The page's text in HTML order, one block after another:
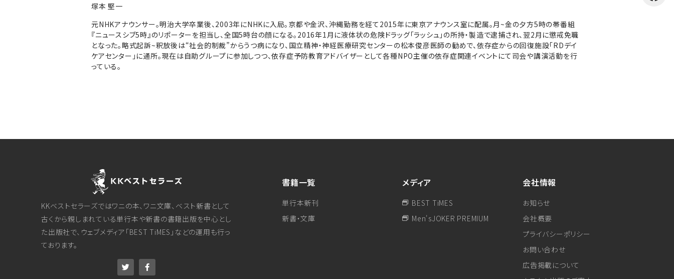
塚本 堅一
元NHKアナウンサー。明治大学卒業後、2003年にNHKに入局。京都や金沢、沖縄勤務を経て2015年に東京アナウンス室に配属。月~金の夕方5時の帯番組
『ニュースシブ5時』のリポーターを担当し、全国5時台の顔になる。2016年1月に液体状の危険ドラッグ「ラッシュ」の所持・製造で逮捕され、翌2月に懲戒免職
となった。略式起訴~釈放後は“社会的制裁”からうつ病になり、国立精神・神経医療研究センターの松本俊彦医師の勧めで、依存症からの回復施設「RDデイ
ケアセンター」に通所。現在は自助グループに参加しつつ、依存症予防教育アドバイザーとして各種NPO主催の依存症関連イベントにて司会や講演活動を行
っている。
KKベストセラーズではワニの本、ワニ文庫、ベスト新書として
古くから親しまれている単行本や新書の書籍出版を中心とし
た出版社で、ウェブメディア「BEST TiMES」などの運用も行っ
ております。
書籍一覧
単行本新刊
新書・文庫
メディア
BEST TiMES
Men'sJOKER PREMIUM
会社情報
お知らせ
会社概要
プライバシーポリシー
お問い合わせ
広告掲載について